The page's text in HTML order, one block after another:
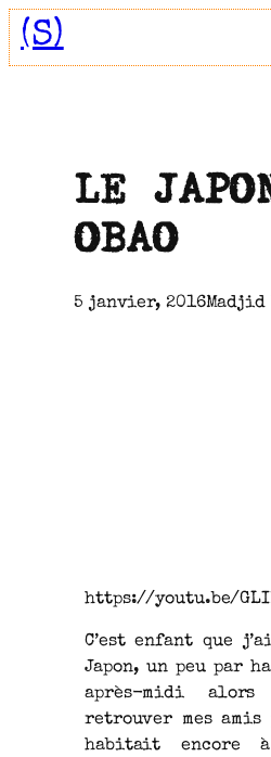
Aller
au(S)
LE
OBAO
5 janvier, 2016Madjid
https://youtu.be/
C’est enfant que
Japon, un peu par
après-midi
retrouver mes amis
habitait encore